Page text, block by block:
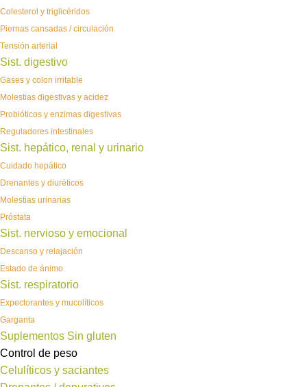
Colesterol y triglicéridos
Piernas cansadas / circulación
Tensión arterial
Sist. digestivo
Gases y colon irritable
Molestias digestivas y acidez
Probióticos y enzimas digestivas
Reguladores intestinales
Sist. hepático, renal y urinario
Cuidado hepático
Drenantes y diuréticos
Molestias urinarias
Próstata
Sist. nervioso y emocional
Descanso y relajación
Estado de ánimo
Sist. respiratorio
Expectorantes y mucolíticos
Garganta
Suplementos Sin gluten
Control de peso
Celulíticos y saciantes